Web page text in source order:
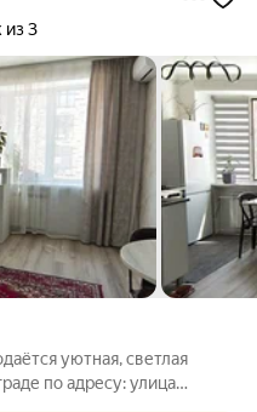
из 3
уютная, светлая
по адресу: улица